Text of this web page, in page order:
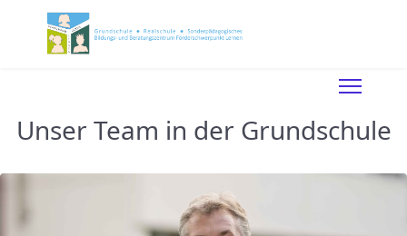
Unser Team in der Grundschule